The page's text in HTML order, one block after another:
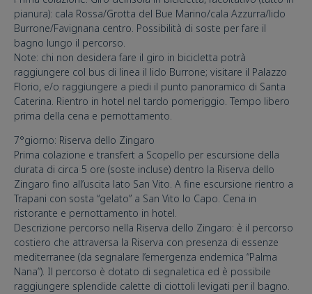
pianura): cala Rossa/Grotta del Bue Marino/cala Azzurra/lido
Burrone/Favignana centro. Possibilità di soste per fare il
bagno lungo il percorso.
Note: chi non desidera fare il giro in bicicletta potrà
raggiungere col bus di linea il lido Burrone; visitare il Palazzo
Florio, e/o raggiungere a piedi il punto panoramico di Santa
Caterina. Rientro in hotel nel tardo pomeriggio. Tempo libero
prima della cena e pernottamento.
7°giorno: Riserva dello Zingaro
Prima colazione e transfert a Scopello per escursione della
durata di circa 5 ore (soste incluse) dentro la Riserva dello
Zingaro fino all’uscita lato San Vito. A fine escursione rientro a
Trapani con sosta “gelato” a San Vito lo Capo. Cena in
ristorante e pernottamento in hotel.
Descrizione percorso nella Riserva dello Zingaro: è il percorso
costiero che attraversa la Riserva con presenza di essenze
mediterranee (da segnalare l’emergenza endemica “Palma
Nana”). Il percorso è dotato di segnaletica ed è possibile
raggiungere splendide calette di ciottoli levigati per il bagno.